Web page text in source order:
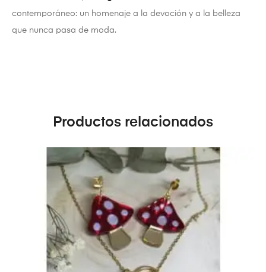
contemporáneo: un homenaje a la devoción y a la belleza
que nunca pasa de moda.
Productos relacionados